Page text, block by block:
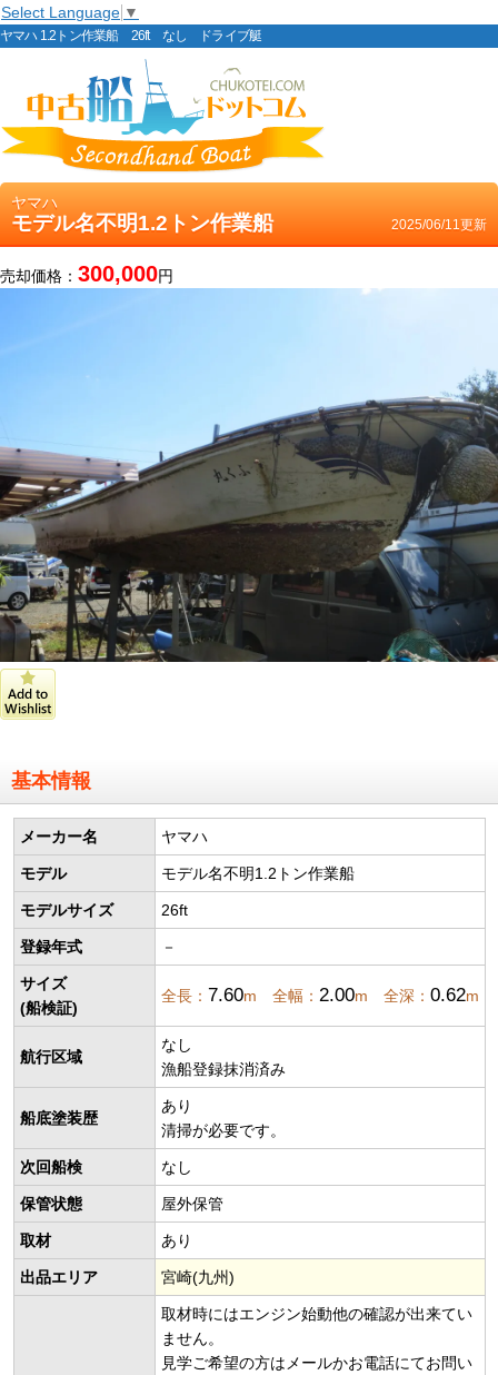
Select Language ▼
ヤマハ 1.2トン作業船 26ft なし ドライブ艇
ヤマハ
モデル名不明1.2トン作業船 2025/06/11更新
売却価格： 300,000円
基本情報
メーカー名 ヤマハ
モデル モデル名不明1.2トン作業船
モデルサイズ 26ft
登録年式 －
サイズ
(船検証)
全長： 7.60m 全幅： 2.00m 全深： 0.62m
航行区域
なし
漁船登録抹消済み
船底塗装歴
あり
清掃が必要です。
次回船検 なし
保管状態 屋外保管
取材 あり
出品エリア 宮崎(九州)
取材時にはエンジン始動他の確認が出来てい
ません。
見学ご希望の方はメールかお電話にてお問い